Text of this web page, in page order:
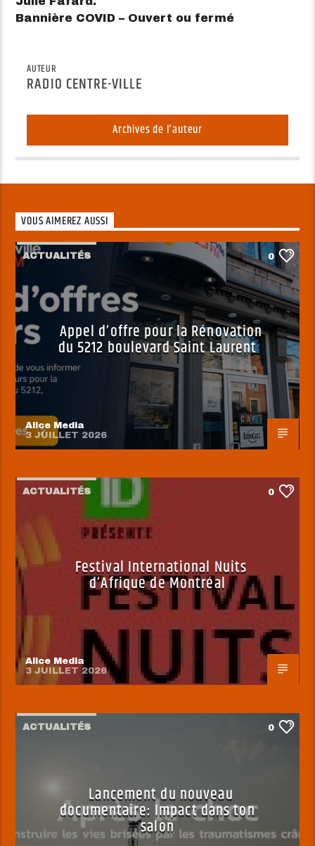
Bannière COVID – Ouvert ou fermé
AUTEUR
RADIO CENTRE-VILLE
Archives de l'auteur
VOUS AIMEREZ AUSSI
ACTUALITÉS 0
Appel d’offre pour la Rénovation
du 5212 boulevard Saint Laurent
Alice Media
3 JUILLET 2026
ACTUALITÉS 0
Festival International Nuits
d’Afrique de Montréal
Alice Media
3 JUILLET 2026
ACTUALITÉS 0
Lancement du nouveau
documentaire: Impact dans ton
salon